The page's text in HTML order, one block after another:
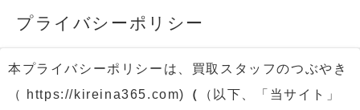
プライバシーポリシー
本プライバシーポリシーは、買取スタッフのつぶやき
（ https://kireina365.com)
（
（以下、「当サイト」